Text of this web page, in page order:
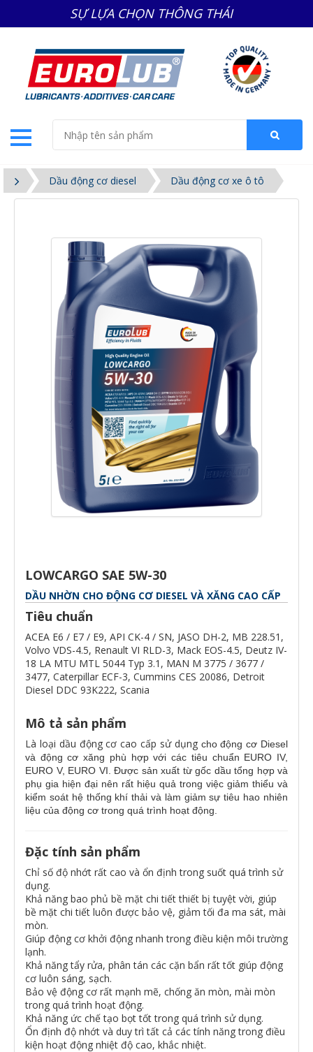
SỰ LỰA CHỌN THÔNG THÁI
Dầu động cơ diesel Dầu động cơ xe ô tô
LOWCARGO SAE 5W-30
DẦU NHỜN CHO ĐỘNG CƠ DIESEL VÀ XĂNG CAO CẤP
Tiêu chuẩn
ACEA E6 / E7 / E9, API CK-4 / SN, JASO DH-2, MB 228.51,
Volvo VDS-4.5, Renault VI RLD-3, Mack EOS-4.5, Deutz IV-
18 LA MTU MTL 5044 Typ 3.1, MAN M 3775 / 3677 /
3477, Caterpillar ECF-3, Cummins CES 20086, Detroit
Diesel DDC 93K222, Scania
Mô tả sản phẩm
Là loại dầu động cơ cao cấp sử dụngcho động cơ Diesel
và động cơ xăng phù hợp với các tiêu chuẩn EURO IV,
EURO V, EURO VI. Được sản xuất từ gốc dầu tổng hợp và
phụ gia hiện đại nên rất hiệu quả trong việc giảm thiểu và
kiểm soát hệ thống khí thải và làm giảm sự tiêu hao nhiên
liệu của động cơ trong quá trình hoạt động.
Đặc tính sản phẩm
Chỉ số độ nhớt rất cao và ổn định trong suốt quá trình sử
dụng.
Khả năng bao phủ bề mặt chi tiết thiết bị tuyệt vời, giúp
bề mặt chi tiết luôn được bảo vệ, giảm tối đa ma sát, mài
mòn.
Giúp động cơ khởi động nhanh trong điều kiện môi trường
lạnh.
Khả năng tẩy rửa, phân tán các cặn bẩn rất tốt giúp động
cơ luôn sáng, sạch.
Bảo vệ động cơ rất mạnh mẽ, chống ăn mòn, mài mòn
trong quá trình hoạt động.
Khả năng ức chế tạo bọt tốt trong quá trình sử dụng.
Ổn định độ nhớt và duy trì tất cả các tính năng trong điều
kiện hoạt động nhiệt độ cao, khắc nhiệt.